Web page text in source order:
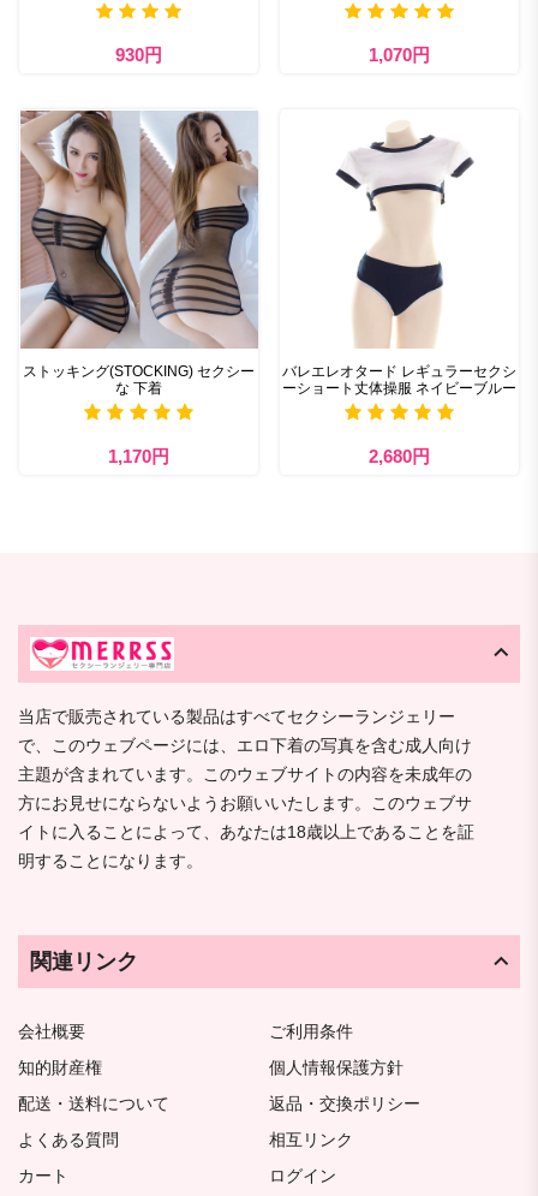
930円 1,070円
ストッキング(STOCKING) セクシー
な 下着
1,170円
バレエレオタード レギュラーセクシ
ーショート丈体操服 ネイビーブルー
2,680円
当店で販売されている製品はすべてセクシーランジェリー
で、このウェブページには、エロ下着の写真を含む成人向け
主題が含まれています。このウェブサイトの内容を未成年の
方にお見せにならないようお願いいたします。このウェブサ
イトに入ることによって、あなたは18歳以上であることを証
明することになります。
関連リンク
会社概要
ご利用条件
知的財産権
個人情報保護方針
配送・送料について
返品・交換ポリシー
よくある質問
相互リンク
カート
ログイン